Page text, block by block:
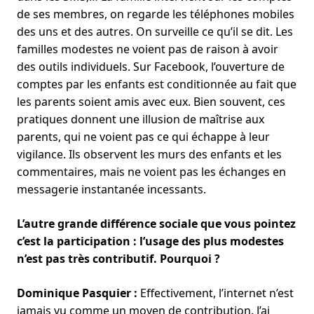
de ses membres, on regarde les téléphones mobiles
des uns et des autres. On surveille ce qu’il se dit. Les
familles modestes ne voient pas de raison à avoir
des outils individuels. Sur Facebook, l’ouverture de
comptes par les enfants est conditionnée au fait que
les parents soient amis avec eux. Bien souvent, ces
pratiques donnent une illusion de maîtrise aux
parents, qui ne voient pas ce qui échappe à leur
vigilance. Ils observent les murs des enfants et les
commentaires, mais ne voient pas les échanges en
messagerie instantanée incessants.
L’autre grande différence sociale que vous pointez
c’est la participation : l’usage des plus modestes
n’est pas très contributif. Pourquoi ?
Dominique Pasquier : Effectivement, l’internet n’est
jamais vu comme un moyen de contribution. J’ai